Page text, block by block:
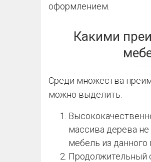
оформлением.
Какими
Среди множества
можно выделить:
массива дерева
мебель из данного
Продолжительный